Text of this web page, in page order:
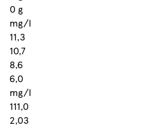
0 g
mg/l
11,3
10,7
8,6
6,0
mg/l
111,0
2,03